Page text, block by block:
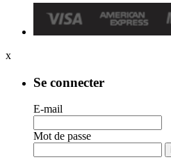
x
Se connecter
E-mail
Mot de passe